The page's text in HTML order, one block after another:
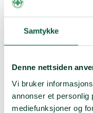
Samtykke
Denne nettsiden
Vi bruker
annonser et personlig
mediefunksjoner og
og jeg har hatt